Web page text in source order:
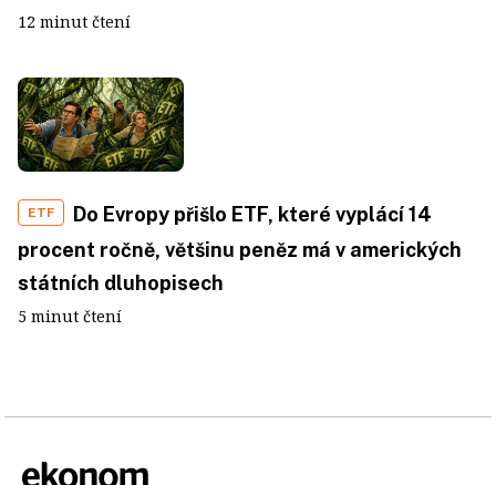
12 minut čtení
ETF
Do Evropy přišlo ETF, které vyplácí 14
procent ročně, většinu peněz má v amerických
státních dluhopisech
5 minut čtení